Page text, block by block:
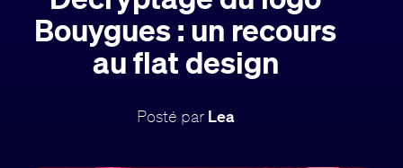
Guide
Bouygues : un recours
au flat design
Posté par Lea